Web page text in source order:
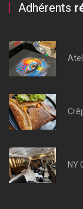
Adhérents
NY